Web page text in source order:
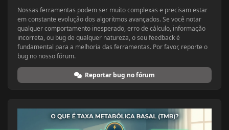
Nossas ferramentas podem ser muito complexas e precisam estar
em constante evolução dos algoritmos avançados. Se você notar
qualquer comportamento inesperado, erro de cálculo, informação
incorreta, ou bug de qualquer natureza, o seu feedback é
fundamental para a melhoria das ferramentas. Por favor, reporte o
bug no nosso fórum.
Reportar bug no fórum